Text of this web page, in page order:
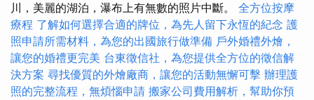
川，美麗的湖泊，瀑布上有無數的照片中斷。 全方位按摩
療程 了解如何選擇合適的牌位，為先人留下永恆的紀念 護
照申請所需材料，為您的出國旅行做準備 戶外婚禮外燴，
讓您的婚禮更完美 台東徵信社，為您提供全方位的徵信解
決方案 尋找優質的外燴廠商，讓您的活動無懈可擊 辦理護
照的完整流程，無煩惱申請 搬家公司費用解析，幫助你預